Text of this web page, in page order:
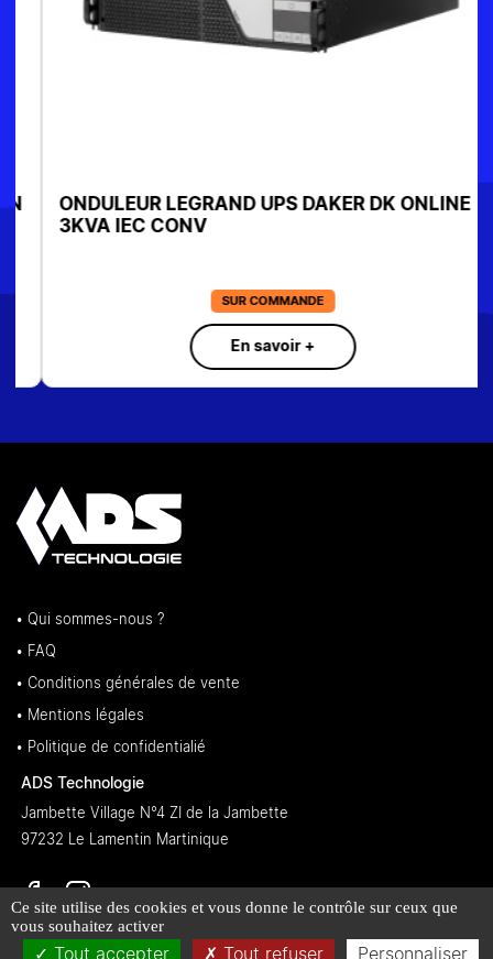
ONDULEUR LEGRAND UPS DAKER DK ONLINE
3KVA IEC CONV
SUR COMMANDE
En savoir +
• Qui sommes-nous ?
• FAQ
• Conditions générales de vente
• Mentions légales
• Politique de confidentialié
ADS Technologie
Jambette Village N°4 ZI de la Jambette
97232 Le Lamentin Martinique
Ce site utilise des cookies et vous donne le contrôle sur ceux que
vous souhaitez activer
Tout accepter
Tout refuser Personnaliser